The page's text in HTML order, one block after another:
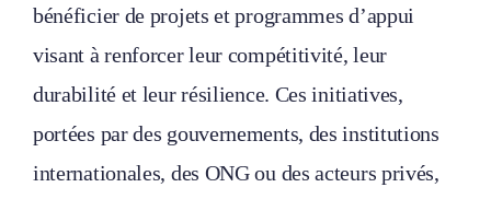
bénéficier de projets et programmes d’appui
visant à renforcer leur compétitivité, leur
durabilité et leur résilience. Ces initiatives,
portées par des gouvernements, des institutions
internationales, des ONG ou des acteurs privés,